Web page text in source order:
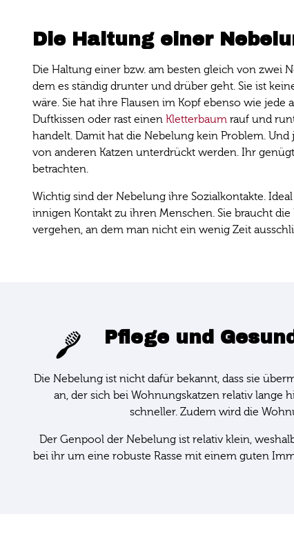
Die Haltung einer
Die Haltung einer bzw. am besten gleich von zwei
dem es ständig drunter und drüber geht. Sie ist
wäre. Sie hat ihre Flausen im Kopf ebenso wie jede
Duftkissen oder rast einen Kletterbaum rauf und
handelt. Damit hat die Nebelung kein Problem.
von anderen Katzen unterdrückt werden. Ihr
betrachten.
Wichtig sind der Nebelung ihre Sozialkontakte.
innigen Kontakt zu ihren Menschen. Sie braucht
vergehen, an dem man nicht ein wenig Zeit
Pflege und
Die Nebelung ist nicht dafür bekannt, dass sie
an, der sich bei Wohnungskatzen relativ lange
schneller. Zudem wird die
Der Genpool der Nebelung ist relativ klein,
bei ihr um eine robuste Rasse mit einem guten